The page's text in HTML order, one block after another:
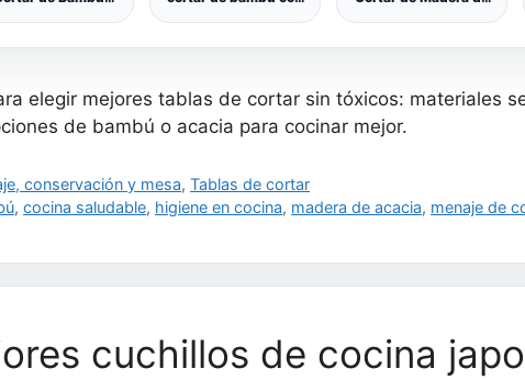
Antigoteo –
Verduras y
Cocina Diaria
madera maciza
Tabla de Cortar
Carne- con Patas
Antideslizantes,
Asas Laterales y
elegir mejores tablas de cortar sin tóxicos: materiales
de bambú o acacia para cocinar mejor.
conservación y mesa,Tablas de cortar
,cocina saludable, higiene en cocina, madera de acacia, menaje de
cuchillos de cocina